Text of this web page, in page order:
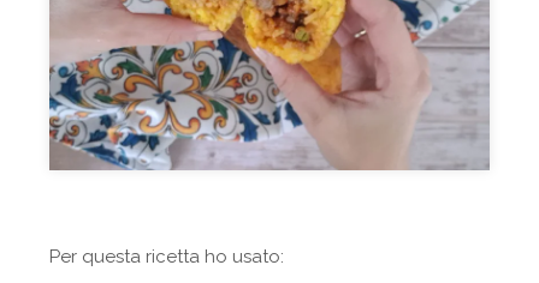
Per questa ricetta ho usato: